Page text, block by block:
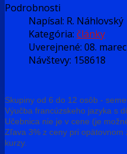
Podrobnosti
Napísal: R. Náhlovský
Kategória: články
Uverejnené: 08.
Návštevy: 158618
Skupiny od 6 do 12 osôb -
Výučba francúzskeho jazyka s
Učebnica nie je v cene (je
Zľava 3% z ceny pri
kurzy.